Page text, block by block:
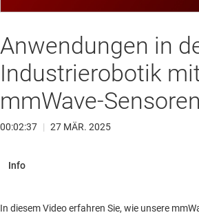
Anwendungen in
Industrierobotik
mmWave-
00:02:37 | 27 MÄR. 2025
In diesem Video erfahren Sie, wie unsere